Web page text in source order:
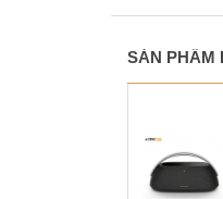
SẢN PHẨM